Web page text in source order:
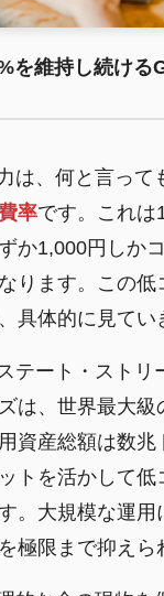
を維持し続ける
は、何と言って
率です。これは
か1,000円しか
ります。この低
具体的に見てい
テート・ストリ
は、世界最大級
資産総額は数兆
トを活かして低
。大規模な運用
極限まで抑えら